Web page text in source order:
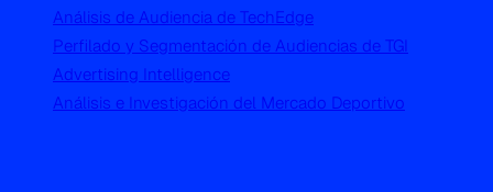
Análisis de Audiencia de TechEdge
Perfilado y Segmentación de Audiencias de TGI
Advertising Intelligence
Análisis e Investigación del Mercado Deportivo